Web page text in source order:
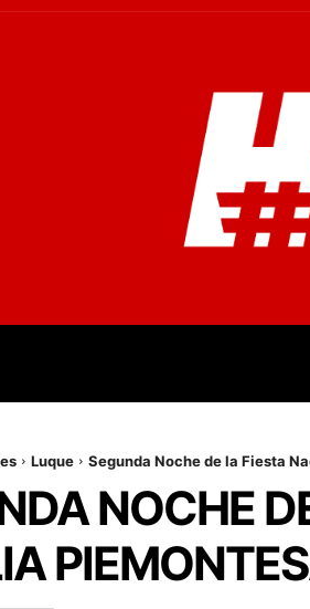
Luque Segunda Noche de la Fiesta
NOCHE